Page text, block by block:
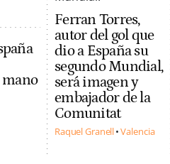
mano
Ferran Torres,
autor del gol que
dio a España su
segundo Mundial,
será imagen y
embajador de la
Comunitat
Raquel Granell Valencia